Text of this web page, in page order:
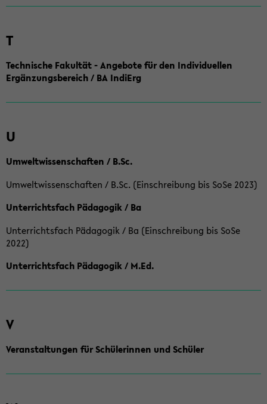
T
Technische Fakultät - Angebote für den Individuellen
Ergänzungsbereich / BA IndiErg
U
Umweltwissenschaften / B.Sc.
Umweltwissenschaften / B.Sc. (Einschreibung bis SoSe 2023)
Unterrichtsfach Pädagogik / Ba
Unterrichtsfach Pädagogik / Ba (Einschreibung bis SoSe
2022)
Unterrichtsfach Pädagogik / M.Ed.
V
Veranstaltungen für Schülerinnen und Schüler